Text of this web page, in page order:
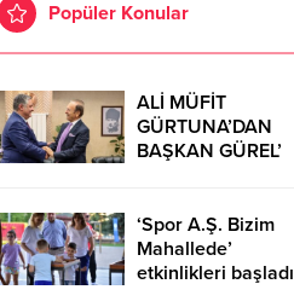
Popüler Konular
ALİ MÜFİT
GÜRTUNA’DAN
BAŞKAN GÜREL’
‘Spor A.Ş. Bizim
Mahallede’
etkinlikleri başladı